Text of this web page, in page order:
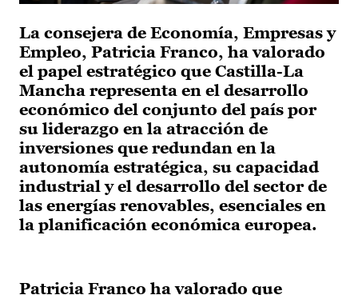
La consejera de Economía, Empresas y
Empleo, Patricia Franco, ha valorado
el papel estratégico que Castilla-La
Mancha representa en el desarrollo
económico del conjunto del país por
su liderazgo en la atracción de
inversiones que redundan en la
autonomía estratégica, su capacidad
industrial y el desarrollo del sector de
las energías renovables, esenciales en
la planificación económica europea.
Patricia Franco ha valorado que